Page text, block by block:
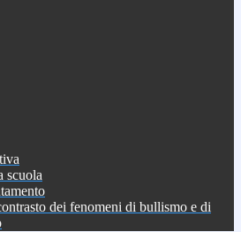
scuola
dei fenomeni di bullismo e di